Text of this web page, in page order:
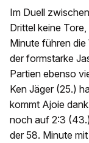
Im Duell
Drittel keine
Minute führen
der formstarke
Partien ebenso
Ken Jäger (25.)
kommt Ajoie
noch auf 2:3
der 58. Minute